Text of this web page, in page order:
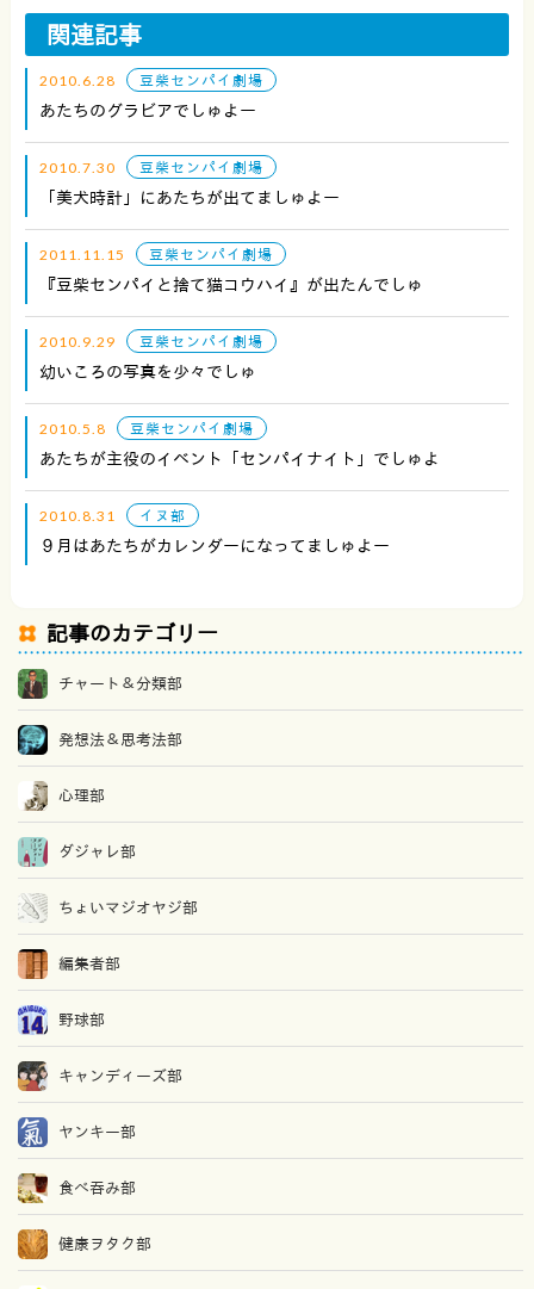
関連記事
2010.6.28 豆柴センパイ劇場
あたちのグラビアでしゅよー
2010.7.30 豆柴センパイ劇場
「美犬時計」にあたちが出てましゅよー
2011.11.15 豆柴センパイ劇場
『豆柴センパイと捨て猫コウハイ』が出たんでしゅ
2010.9.29 豆柴センパイ劇場
幼いころの写真を少々でしゅ
2010.5.8 豆柴センパイ劇場
あたちが主役のイベント「センパイナイト」でしゅよ
2010.8.31 イヌ部
９月はあたちがカレンダーになってましゅよー
記事のカテゴリー
チャート＆分類部
発想法＆思考法部
心理部
ダジャレ部
ちょいマジオヤジ部
編集者部
野球部
キャンディーズ部
ヤンキー部
食べ吞み部
健康ヲタク部